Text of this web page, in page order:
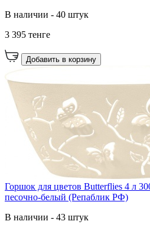
В наличии - 40 штук
3 395 тенге
Добавить в корзину
Горшок для цветов Butterflies 4 л
песочно-белый (Репаблик РФ)
В наличии - 43 штук